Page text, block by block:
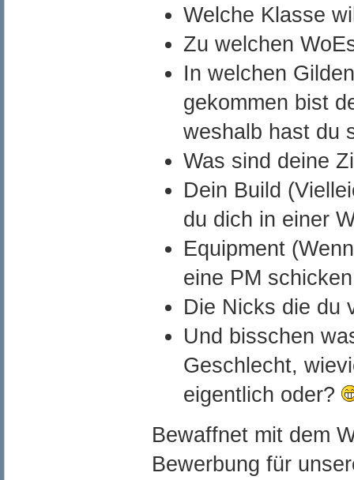
Welche Klasse
Zu welchen
In welchen
gekommen bist
weshalb hast du
Was sind deine
Dein Build
du dich in einer
Equipment
eine PM
Die Nicks die du
Und bisschen
Geschlecht,
eigentlich oder?
Bewaffnet mit dem
Bewerbung für